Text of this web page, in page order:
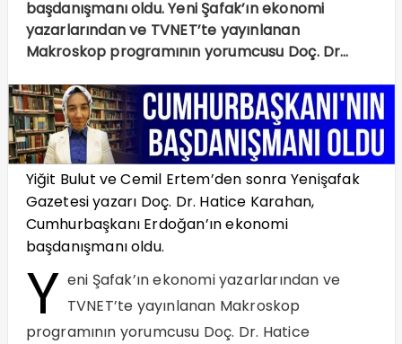
başdanışmanı oldu. Yeni Şafak’ın ekonomi
yazarlarından ve TVNET’te yayınlanan
Makroskop programının yorumcusu Doç. Dr…
Yiğit Bulut ve Cemil Ertem’den sonra Yenişafak
Gazetesi yazarı Doç. Dr. Hatice Karahan,
Cumhurbaşkanı Erdoğan’ın ekonomi
başdanışmanı oldu.
Y eni Şafak’ın ekonomi yazarlarından ve
TVNET’te yayınlanan Makroskop
programının yorumcusu Doç. Dr. Hatice